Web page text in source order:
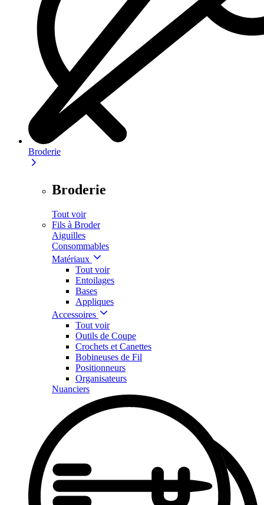
Broderie
Broderie
Tout voir
Fils à Broder
Aiguilles
Consommables
Matériaux
Tout voir
Entoilages
Bases
Appliques
Accessoires
Tout voir
Outils de Coupe
Crochets et Canettes
Bobineuses de Fil
Positionneurs
Organisateurs
Nuanciers